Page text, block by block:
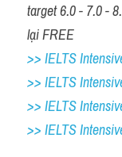
target 6.0 - 7.0 -
lại FREE
>> IELTS
>> IELTS
>> IELTS
>> IELTS